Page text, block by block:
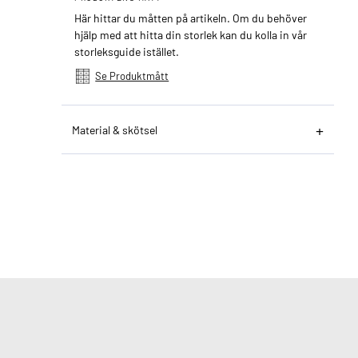
Här hittar du måtten på artikeln. Om du behöver
hjälp med att hitta din storlek kan du kolla in vår
storleksguide istället.
Se Produktmått
Material & skötsel